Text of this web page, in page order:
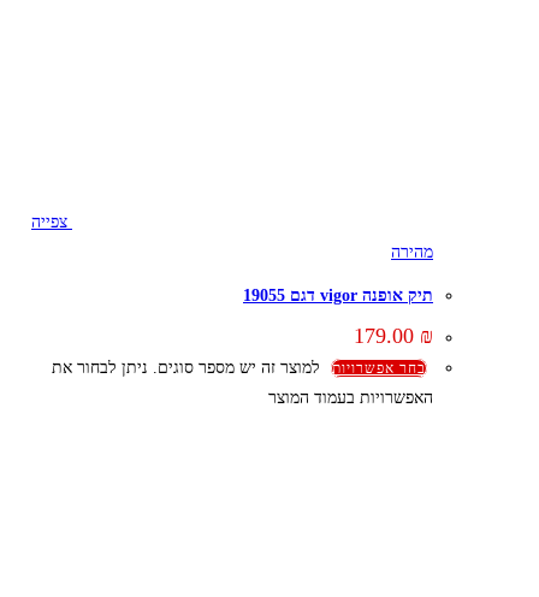
צפייה
מהירה
תיק אופנה vigor דגם 19055
179.00 ₪
בחר אפשרויות
למוצר זה יש מספר סוגים. ניתן לבחור את
האפשרויות בעמוד המוצר